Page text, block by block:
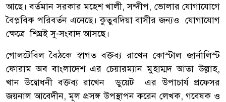
আছে। বর্তমান সরকার মহেশ খালী, সন্দীপ, ভোলার যোগাযোগে
বৈপ্লবিক পরিবর্তন এনেছে। কুতুবদিয়া বাসীর জন্যও যোগাযোগ
ক্ষেত্রে শিঘ্রই সু-সংবাদ আসছে।
গোলটেবিল বৈঠকে স্বাগত বক্তব্য রাখেন কোস্টাল জার্নালিস্ট
ফোরাম অব বাংলাদেশ এর চেয়ারম্যান মুহাম্মদ আতা উল্লাহ,
খান উদ্বোধনী বক্তব্য রাখেন ডুয়েট এর উপাচার্য প্রফেসর
জয়নাল আবেদীন, মূল প্রসঙ্গ উপস্থাপন করেন লেখক, গবেষক ও